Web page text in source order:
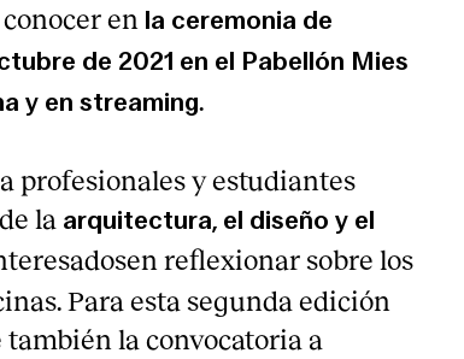
en la ceremonia de
de 2021 en el Pabellón Mies
y en streaming.
profesionales y estudiantes
la arquitectura, el diseño y el
reflexionar sobre los
Para esta segunda edición
la convocatoria a